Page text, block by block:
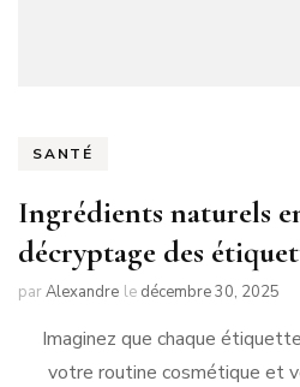
SANTÉ
Ingrédients naturels
décryptage des
parAlexandre le décembre 30, 2025
Imaginez que chaque
votre routine cosmétique et